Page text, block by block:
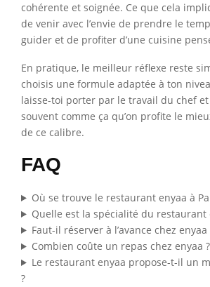
cohérente et soignée. Ce que cela
de venir avec l’envie de prendre le
guider et de profiter d’une cuisine
En pratique, le meilleur réflexe reste
choisis une formule adaptée à ton
laisse-toi porter par le travail du chef et
souvent comme ça qu’on profite le
de ce calibre.
FAQ
Où se trouve le restaurant enyaa à
Quelle est la spécialité du restaurant
Faut-il réserver à l’avance chez enyaa
Combien coûte un repas chez enyaa ?
Le restaurant enyaa propose-t-il un
?